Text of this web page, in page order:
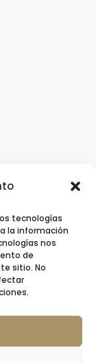
tecnologías
la información
nos
de
sitio. No
invisible
–